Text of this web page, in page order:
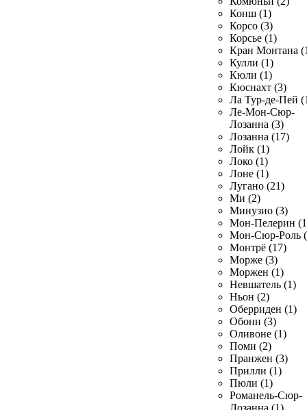
Конш (1)
Корсо (3)
Корсье (1)
Кран Монтана
Кулли (1)
Кюли (1)
Кюснахт (3)
Ла Тур-де-Пей
Ле-Мон-Сюр-
Лозанна (3)
Лозанна (17)
Лойк (1)
Локо (1)
Лоне (1)
Лугано (21)
Ми (2)
Минузио (3)
Мон-Пелерин
Мон-Сюр-Роль
Монтрё (17)
Морже (3)
Моржен (1)
Невшатель (1)
Ньон (2)
Оберриден (1)
Обонн (3)
Оливоне (1)
Поми (2)
Пранжен (3)
Прилли (1)
Пюли (1)
Романель-Сюр-
Лозанна (1)